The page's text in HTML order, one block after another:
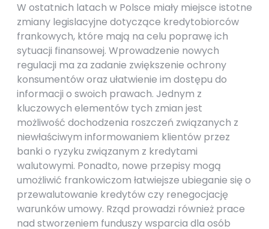
W ostatnich latach w Polsce miały miejsce istotne
zmiany legislacyjne dotyczące kredytobiorców
frankowych, które mają na celu poprawę ich
sytuacji finansowej. Wprowadzenie nowych
regulacji ma za zadanie zwiększenie ochrony
konsumentów oraz ułatwienie im dostępu do
informacji o swoich prawach. Jednym z
kluczowych elementów tych zmian jest
możliwość dochodzenia roszczeń związanych z
niewłaściwym informowaniem klientów przez
banki o ryzyku związanym z kredytami
walutowymi. Ponadto, nowe przepisy mogą
umożliwić frankowiczom łatwiejsze ubieganie się o
przewalutowanie kredytów czy renegocjację
warunków umowy. Rząd prowadzi również prace
nad stworzeniem funduszy wsparcia dla osób